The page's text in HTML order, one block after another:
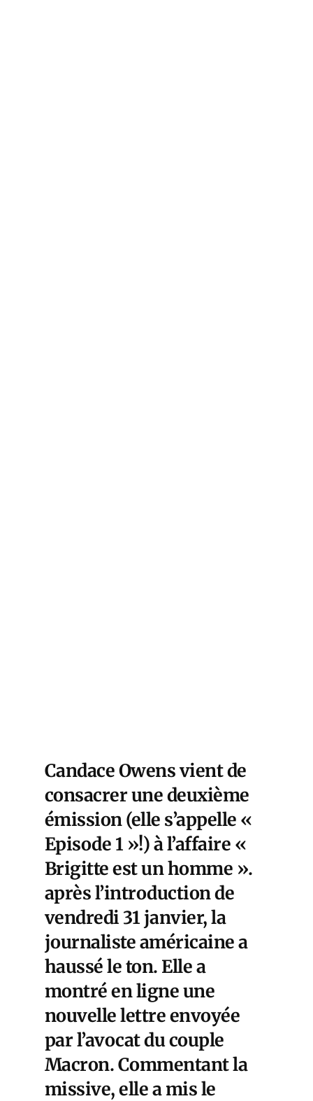
Candace Owens vient de
consacrer une deuxième
émission (elle s’appelle «
Episode 1 »!) à l’affaire «
Brigitte est un homme ».
après l’introduction de
vendredi 31 janvier, la
journaliste américaine a
haussé le ton. Elle a
montré en ligne une
nouvelle lettre envoyée
par l’avocat du couple
Macron. Commentant la
missive, elle a mis le